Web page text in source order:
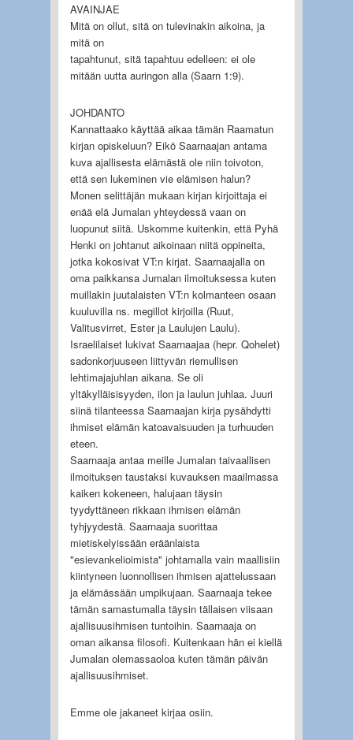
AVAINJAE
Mitä on ollut, sitä on tulevinakin aikoina, ja
mitä on
tapahtunut, sitä tapahtuu edelleen: ei ole
mitään uutta auringon alla (Saarn 1:9).
JOHDANTO
Kannattaako käyttää aikaa tämän Raamatun
kirjan opiskeluun? Eikö Saarnaajan antama
kuva ajallisesta elämästä ole niin toivoton,
että sen lukeminen vie elämisen halun?
Monen selittäjän mukaan kirjan kirjoittaja ei
enää elä Jumalan yhteydessä vaan on
luopunut siitä. Uskomme kuitenkin, että Pyhä
Henki on johtanut aikoinaan niitä oppineita,
jotka kokosivat VT:n kirjat. Saarnaajalla on
oma paikkansa Jumalan ilmoituksessa kuten
muillakin juutalaisten VT:n kolmanteen osaan
kuuluvilla ns. megillot kirjoilla (Ruut,
Valitusvirret, Ester ja Laulujen Laulu).
Israelilaiset lukivat Saarnaajaa (hepr. Qohelet)
sadonkorjuuseen liittyvän riemullisen
lehtimajajuhlan aikana. Se oli
yltäkylläisisyyden, ilon ja laulun juhlaa. Juuri
siinä tilanteessa Saarnaajan kirja pysähdytti
ihmiset elämän katoavaisuuden ja turhuuden
eteen.
Saarnaaja antaa meille Jumalan taivaallisen
ilmoituksen taustaksi kuvauksen maailmassa
kaiken kokeneen, halujaan täysin
tyydyttäneen rikkaan ihmisen elämän
tyhjyydestä. Saarnaaja suorittaa
mietiskelyissään eräänlaista
"esievankelioimista" johtamalla vain maallisiin
kiintyneen luonnollisen ihmisen ajattelussaan
ja elämässään umpikujaan. Saarnaaja tekee
tämän samastumalla täysin tällaisen viisaan
ajallisuusihmisen tuntoihin. Saarnaaja on
oman aikansa filosofi. Kuitenkaan hän ei kiellä
Jumalan olemassaoloa kuten tämän päivän
ajallisuusihmiset.
Emme ole jakaneet kirjaa osiin.